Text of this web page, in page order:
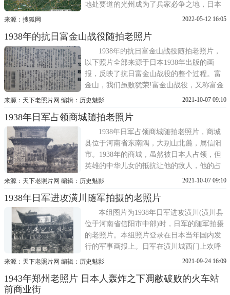
地处要道的光州成为了兵家必争之地，日本
侵略中国的时候，也非常的注重这里，日寇
落后成为了日寇物资运转的重要基地。1938
年9月25日，日寇的森川部队正在光州城外做
侦察任务，而此时驻扎在光州城内
来源：搜狐网 2022-05-12 16:05
1938年的抗日富金山战役随拍老照片
1938年的抗日富金山战役随拍老照片，
以下照片全部来源于日本1938年出版的画
报，反映了抗日富金山战役的整个过程。富
金山，我们虽败犹荣!富金山战役，又称富金
山保卫战、富金山阻击战，是指1938年9月2
场震惊中外的山地阻击战，该战是抗战时期
武汉会战的重要组成部分，亦是武汉外围极
为惨烈的一场战役。
来源：天下老照片网 编辑：历史魅影 2021-10-07 09:10
1938年日军占领商城随拍老照片
1938年日军占领商城随拍老照片，商城
县位于河南省东南隅，大别山北麓，属信阳
市。1938年的商城，虽然被日本人占领，但
英雄的中华儿女的抵抗让他的敌人，他的占
领者-日本军也不得不佩服!在日本国内发行
字照片!先锋部队远眺商城城商城东城门被攻
破，日本旗飘扬在东城门日军在商城城内扫
荡
来源：天下老照片网 编辑：历史魅影 2021-10-07 09:10
1938年日军进攻潢川随军拍摄的老照片
本组图片为1938年日军进攻潢川(潢川县
位于河南省信阳市中部)时，日军的随军拍摄
的老照片。本组照片登录在日本当年国内发
行的军事画报上。日军在潢川城西门上欢呼
胜利日军突破城墙1938 9潢川南北二城航拍
貌!日军强渡壕沟日军大部队入城望河楼现在
来源：天下老照片网 编辑：历史魅影 2021-09-24 16:09
1943年郑州老照片 日本人轰炸之下凋敝破败的火车站
前商业街